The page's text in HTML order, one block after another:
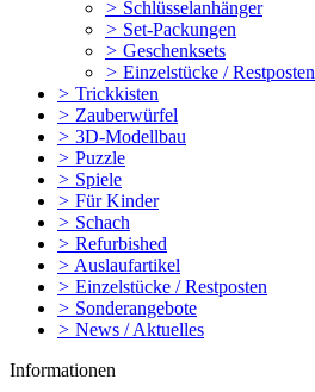
> Schlüsselanhänger
> Set-Packungen
> Geschenksets
> Einzelstücke / Restposten
> Trickkisten
> Zauberwürfel
> 3D-Modellbau
> Puzzle
> Spiele
> Für Kinder
> Schach
> Refurbished
> Auslaufartikel
> Einzelstücke / Restposten
> Sonderangebote
> News / Aktuelles
Informationen